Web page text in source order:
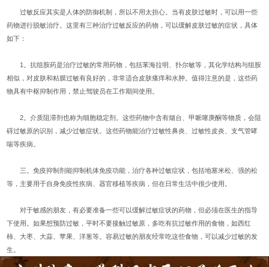
过敏反应其实是人体的防御机制，所以不用太担心。当有皮肤过敏时，可以用一些
药物进行脱敏治疗。这里有三种治疗过敏反应的药物，可以缓解皮肤过敏的症状，具体
如下：
1。抗组胺药是治疗过敏的常用药物，包括苯海拉明、扑尔敏等，其化学结构与组胺
相似，对皮肤和粘膜过敏有良好的，非常适合皮肤瘙痒和水肿。值得注意的是，这些药
物具有中枢抑制作用，禁止驾驶员在工作期间使用。
2。介质阻滞剂也称为细胞稳定剂。这些药物中含有烟台、甲哌噻庚酮等物质，会阻
碍过敏原的识别，减少过敏症状。这些药物能治疗过敏性鼻炎、过敏性皮炎、支气管哮
喘等疾病。
三。免疫抑制剂能抑制机体免疫功能，治疗各种过敏症状，包括地塞米松、强的松
等，主要用于自身免疫性疾病、器官移植等疾病，但在日常生活中很少使用。
对于敏感的朋友，有必要准备一些可以缓解过敏症状的药物，但必须在医生的指导
下使用。如果想预防过敏，平时不要接触过敏原，多吃有抗过敏作用的食物，如西红
柿、大枣、大蒜、苹果、洋葱等。容易过敏的朋友经常吃这些食物，可以减少过敏的发
生。